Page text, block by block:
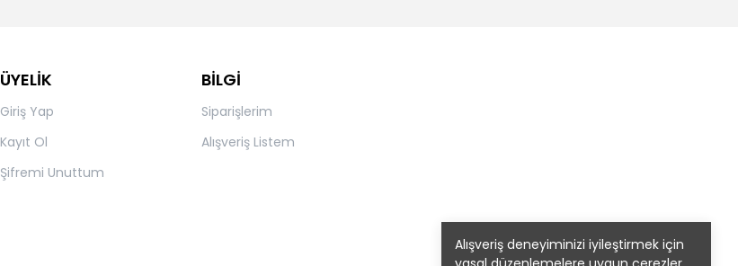
Alışveriş deneyiminizi iyileştirmek için
ÜYELİK
Giriş Yap
Kayıt Ol
Şifremi Unuttum
BİLGİ
Siparişlerim
Alışveriş Listem